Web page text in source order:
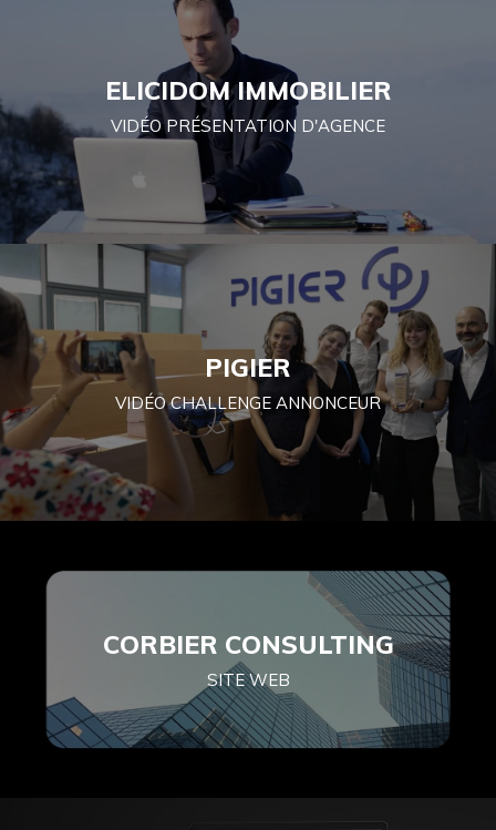
ELICIDOM IMMOBILIER
VIDÉO PRÉSENTATION D'AGENCE
PIGIER
VIDÉO CHALLENGE ANNONCEUR
CORBIER CONSULTING
SITE WEB